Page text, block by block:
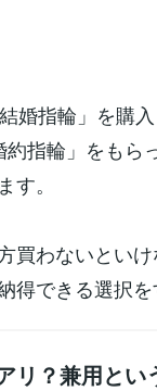
婚指輪」を購入
約指輪」をもら
す。
買わないとい
得できる選択を
リ？兼用とい